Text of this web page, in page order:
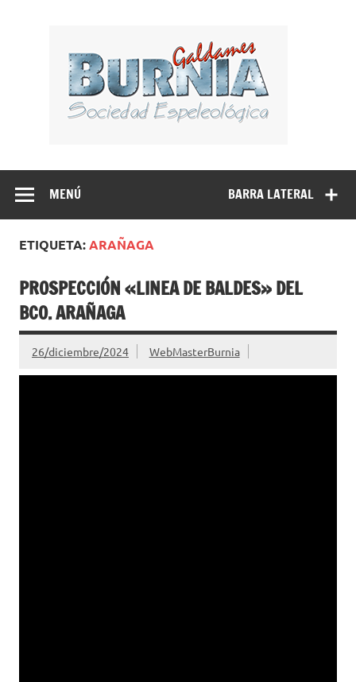
Espeleología Caving Encartaciones Bizkaia Galdames
Turtziotz -Trucios Karrantza – Carranza. Cueva, sima,
Leize, Kobazulo, CaveBARRA LATERAL
MENÚ
ETIQUETA:ARAÑAGA
PROSPECCIÓN «LINEA DE BALDES» DEL
BCO. ARAÑAGA
26/diciembre/2024 WebMasterBurnia